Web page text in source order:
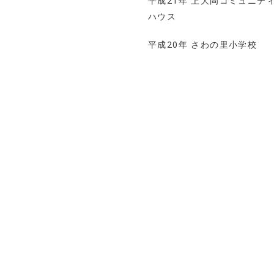
ハウス
平成20年 さわの里小学校